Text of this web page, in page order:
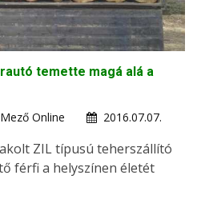
temette magá alá a
Online
2016.07.07.
ZIL típusú teherszállító
férfi a helyszínen életét